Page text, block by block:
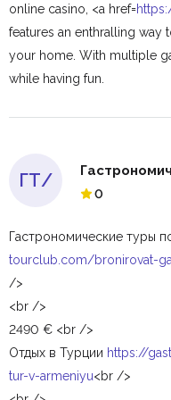
online casino, <a href=
features an enthralling way
your home. With multiple
while having fun.
ГТ/
0
Гастрономические туры
tourclub.com/bronirovat-
/>
<br />
2490 € <br />
Отдых в Турции https://
tur-v-armeniyu<br />